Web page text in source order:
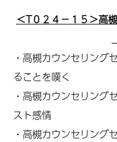
＜T０２４－１５＞高
・高槻カウンセリング
ることを嘆く
・高槻カウンセリング
スト感情
・高槻カウンセリング